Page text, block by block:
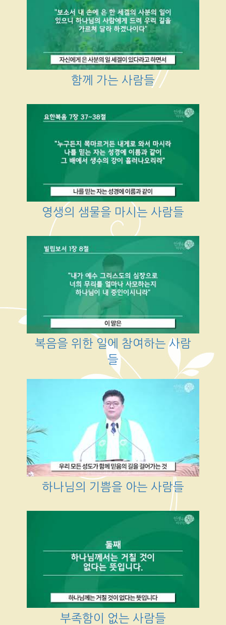
함께 가는 사람들
영생의 샘물을 마시는 사람들
복음을 위한 일에 참여하는 사람
들
하나님의 기쁨을 아는 사람들
부족함이 없는 사람들